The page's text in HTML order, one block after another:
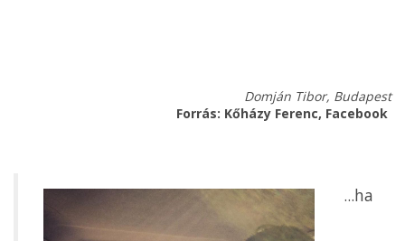
Domján Tibor, Budapest
Forrás: Kőházy Ferenc, Facebook
...ha